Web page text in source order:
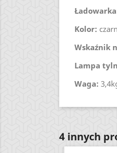
Kolor:
Wskaźnik
Lampa
Waga:
4 innych